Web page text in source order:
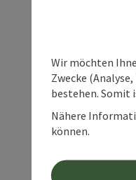
Wir möchten
Zwecke
bestehen. Somit
Nähere
können.